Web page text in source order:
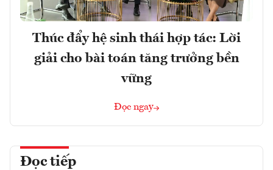
Thúc đẩy hệ sinh thái hợp tác: Lời
giải cho bài toán tăng trưởng bền
vững
Đọc ngay
Đọc tiếp